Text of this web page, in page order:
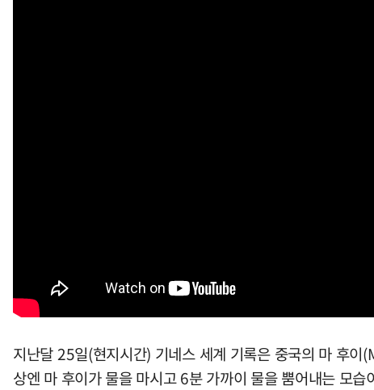
지난달 25일(현지시간) 기네스 세계 기록은 중국의 마 후
상엔 마 후이가 물을 마시고 6분 가까이 물을 뿜어내는 모